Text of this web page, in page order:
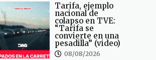
Tarifa, ejemplo
nacional de
colapso en TVE:
“Tarifa se
convierte en una
pesadilla” (video)
08/08/2026